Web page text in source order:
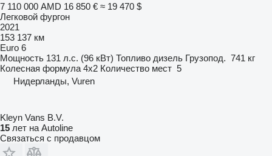
7 110 000 AMD 16 850 € ≈ 19 470 $
Легковой фургон
2021
153 137 км
Euro 6
Мощность 131 л.с. (96 кВт) Топливо дизель Грузопод. 741 кг
Колесная формула 4x2 Количество мест 5
Нидерланды, Vuren
Kleyn Vans B.V.
15 лет на Autoline
Связаться с продавцом